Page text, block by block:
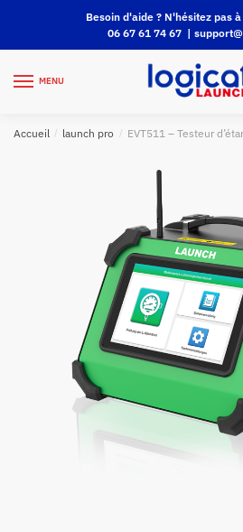
Besoin d'aide ? N'hésitez pas
06 67 61 74 67 |
MENU
Accueil / launch pro / EVT511 – Testeur